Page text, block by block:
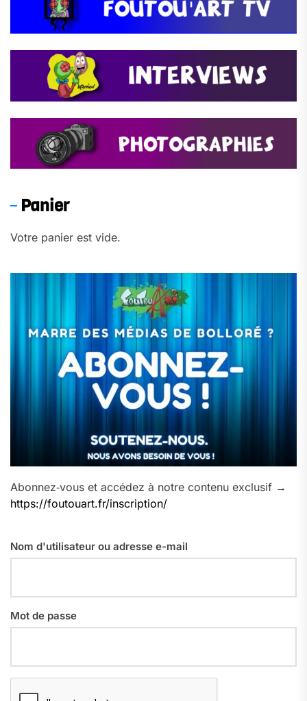
Panier
Votre panier est vide.
Abonnez‑vous et accédez à notre contenu exclusif →
https://foutouart.fr/inscription/
Nom d'utilisateur ou adresse e-mail
Mot de passe